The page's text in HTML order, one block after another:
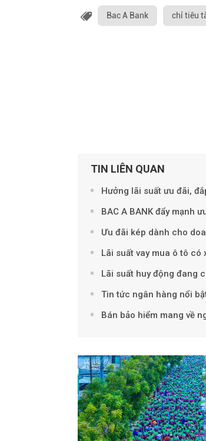
Bac A Bank chỉ tiêu
TIN LIÊN QUAN
Hưởng lãi suất ưu đãi,
BAC A BANK đẩy mạnh
Ưu đãi kép dành cho
Lãi suất vay mua ô tô
Lãi suất huy động đang
Tin tức ngân hàng nổi
Bán bảo hiểm mang về